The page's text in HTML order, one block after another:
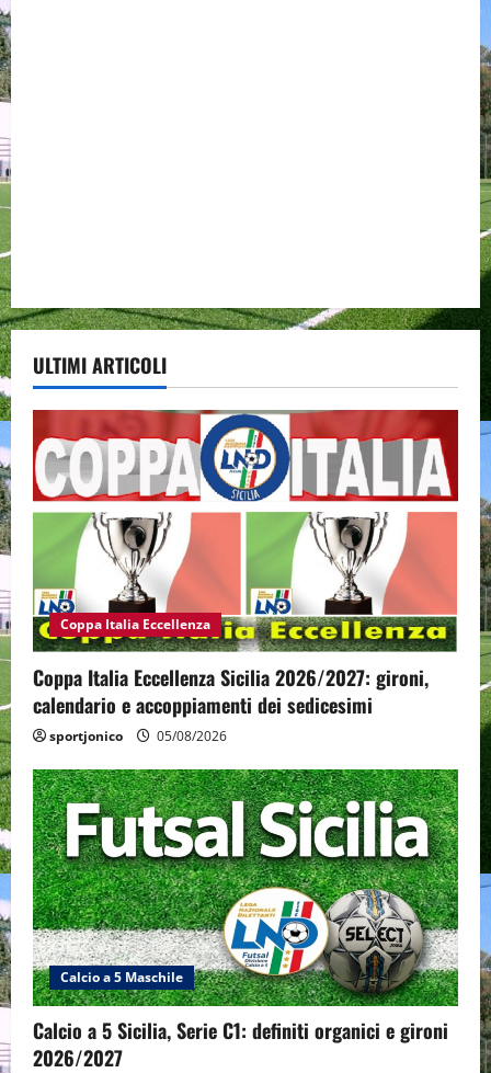
ULTIMI ARTICOLI
Coppa Italia Eccellenza
Coppa Italia Eccellenza Sicilia 2026/2027: gironi,
calendario e accoppiamenti dei sedicesimi
sportjonico 05/08/2026
Calcio a 5 Maschile
Calcio a 5 Sicilia, Serie C1: definiti organici e gironi
2026/2027